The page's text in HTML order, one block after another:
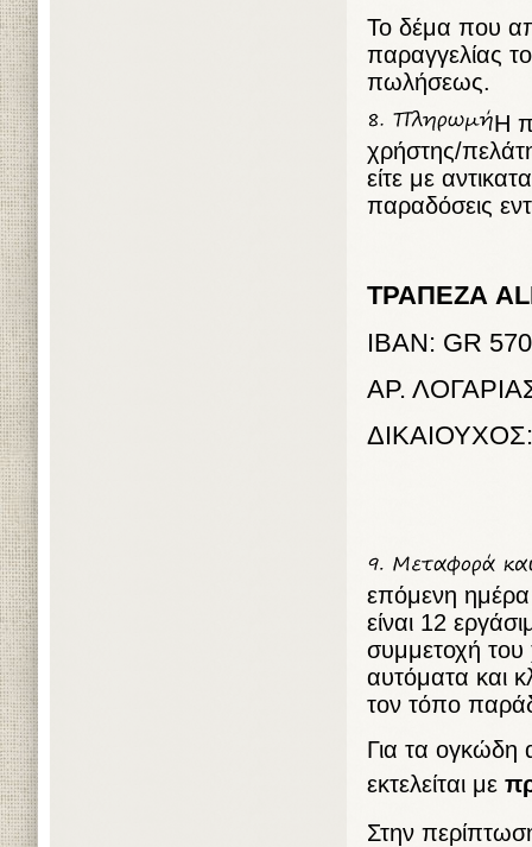
Το δέμα που
παραγγελίας
πωλήσεως.
Η
χρήστης/
είτε με
παραδόσεις
ΤΡΑΠΕΖΑ
IBAN: GR
ΑΡ.
επόμενη
είναι 12
συμμετοχή του
αυτόματα και
τον τόπο
Για τα ογκώδη
εκτελείται με
Στην